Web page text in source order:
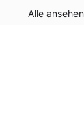
Alle ansehen